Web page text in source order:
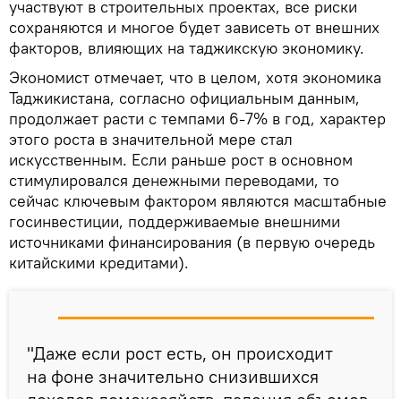
участвуют в строительных проектах, все риски
сохраняются и многое будет зависеть от внешних
факторов, влияющих на таджикскую экономику.
Экономист отмечает, что в целом, хотя экономика
Таджикистана, согласно официальным данным,
продолжает расти с темпами 6-7% в год, характер
этого роста в значительной мере стал
искусственным. Если раньше рост в основном
стимулировался денежными переводами, то
сейчас ключевым фактором являются масштабные
госинвестиции, поддерживаемые внешними
источниками финансирования (в первую очередь
китайскими кредитами).
"Даже если рост есть, он происходит
на фоне значительно снизившихся